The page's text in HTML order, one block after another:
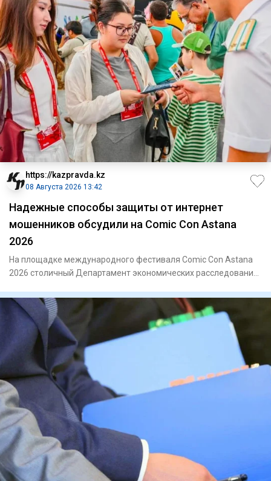
https://kazpravda.kz
08 Августа 2026 13:42
Надежные способы защиты от интернет
мошенников обсудили на Comic Con Astana
2026
На площадке международного фестиваля Comic Con Astana
2026 столичный Департамент экономических расследований